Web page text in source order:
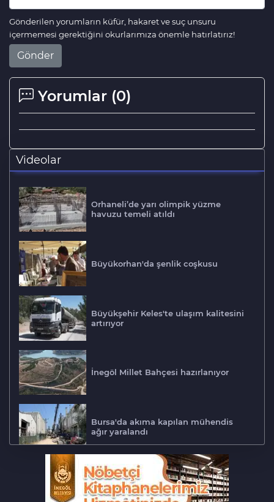
Gönderilen yorumların küfür, hakaret ve suç unsuru
içermemesi gerektiğini okurlarımıza önemle hatırlatırız!
Gönder
Yorumlar (0)
Videolar
Orhaneli’de yarı olimpik yüzme
havuzu temeli atıldı
Büyükorhan'da şenlik coşkusu
Büyükşehir Keles'te ulaşım kalitesini
artırıyor
İnegöl Millet Bahçesi hazırlanıyor
Bursa'da akıma kapılan mühendis
ağır yaralandı
Bursa'da otomobil motosikletle
çarpıştı: 2'si çocuk 3 yaralı